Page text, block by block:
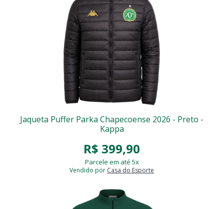
Jaqueta Puffer Parka Chapecoense 2026 - Preto -
Kappa
R$ 399,90
Parcele em até 5x
Vendido por Casa do Esporte